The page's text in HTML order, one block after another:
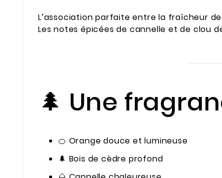
L’association parfaite entre la fraîcheur
Les notes épicées de cannelle et de
🌲 Une
🍊 Orange douce et lumineuse
🌲 Bois de cèdre profond